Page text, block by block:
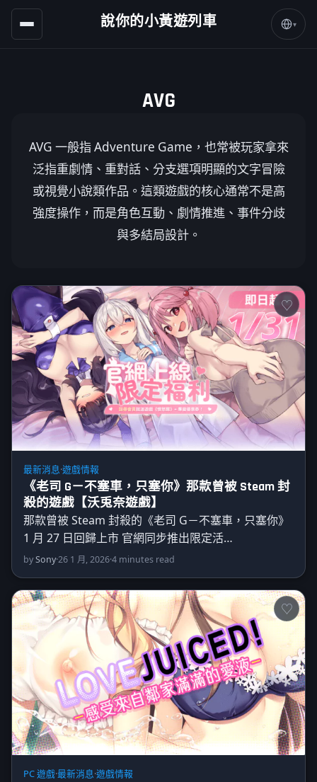
說你的小黃遊列車 ▾
AVG
AVG 一般指 Adventure Game，也常被玩家拿來
泛指重劇情、重對話、分支選項明顯的文字冒險
或視覺小說類作品。這類遊戲的核心通常不是高
強度操作，而是角色互動、劇情推進、事件分歧
與多結局設計。
最新消息·遊戲情報
《老司 G－不塞車，只塞你》那款曾被 Steam 封
殺的遊戲【沃兎奈遊戲】
那款曾被 Steam 封殺的《老司 G－不塞車，只塞你》
1 月 27 日回歸上市 官網同步推出限定活…
bySony·26 1 月, 2026·4 minutes read
PC 遊戲·最新消息·遊戲情報